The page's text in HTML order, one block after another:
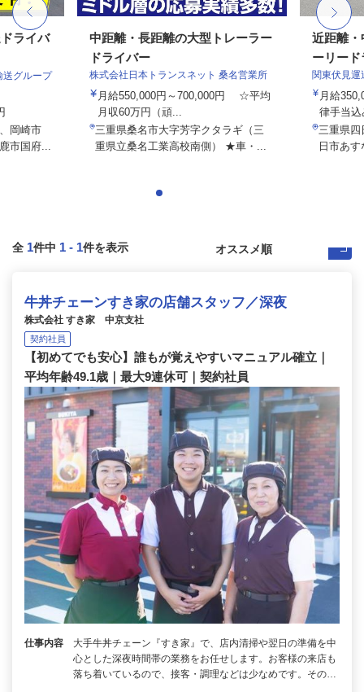
ライバ
送グループ
岡崎市
市国府...
中距離・長距離の大型トレーラー
ドライバー
株式会社日本トランスネット 桑名営業所
月給550,000円～700,000円 ☆平均
月収60万円（頑...
三重県桑名市大字芳字クタラギ（三
重県立桑名工業高校南側） ★車・...
近距離・
ーリー
関東伏見運
月給
律手当
三重県四
日市あ
全 1件中 1 - 1件を表示
牛丼チェーンすき家の店舗スタッフ／深夜
株式会社 すき家 中京支社
契約社員
【初めてでも安心】誰もが覚えやすいマニュアル確立｜
平均年齢49.1歳｜最大9連休可｜契約社員
仕事内容
大手牛丼チェーン『すき家』で、店内清掃や翌日の準備を中
心とした深夜時間帯の業務をお任せします。お客様の来店も
落ち着いているので、接客・調理などは少なめです。その…